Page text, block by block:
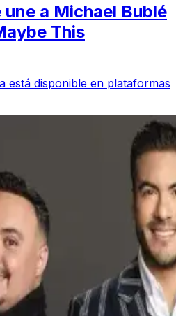
a Michael Bublé
This
está disponible en plataformas